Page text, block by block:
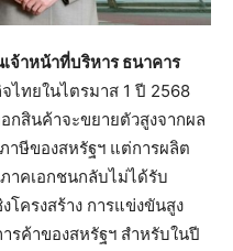
จ้าหน้าที่บริหาร ธนาคาร
จไทยในไตรมาส 1 ปี 2568
กสินค้าจะขยายตัวสูงจากผล
าษีของสหรัฐฯ แต่การผลิต
าคเอกชนกลับไม่ได้รับ
โครงสร้าง การแข่งขันสูง
รค้าของสหรัฐฯ สำหรับในปี